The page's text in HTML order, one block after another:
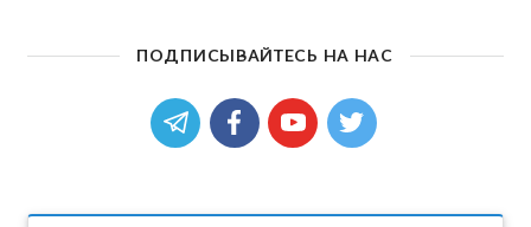
ПОДПИСЫВАЙТЕСЬ НА НАС